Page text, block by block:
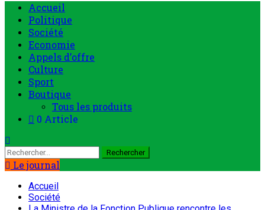
Accueil
Politique
Société
Economie
Appels d’offre
Culture
Sport
Boutique
Tous les produits
0 Article
Le journal
Accueil
Société